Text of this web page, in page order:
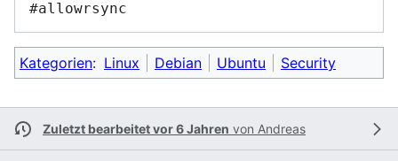
Kategorien: Linux Debian Ubuntu Security
Zuletzt bearbeitet vor 6 Jahren von Andreas